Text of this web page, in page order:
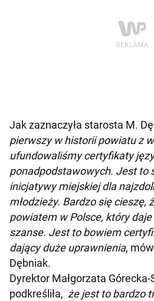
Jak zaznaczyła starosta M.
pierwszy w historii powiatu z
ufundowaliśmy certyfikaty
ponadpodstawowych. Jest to
inicjatywy miejskiej dla
młodzieży. Bardzo się cieszę,
powiatem w Polsce, który daje
szanse. Jest to bowiem
dający duże uprawnienia,
Dębniak.
Dyrektor Małgorzata
podkreśliła, że jest to bardzo